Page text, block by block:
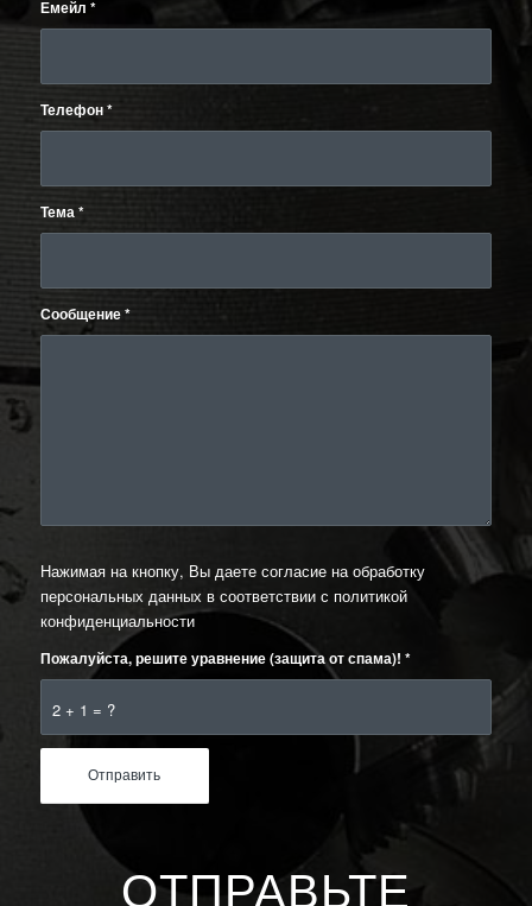
Емейл *
Телефон*
Тема*
Сообщение*
Нажимая на кнопку, Вы даете согласие на обработку
персональных данных в соответствии с политикой
конфиденциальности
2 + 1 = ?
Пожалуйста, решите уравнение (защита от спама)! *
ОТПРАВЬТЕ